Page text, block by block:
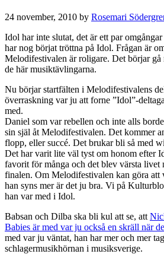
24 november, 2010 by Rosemari
Idol har inte slutat, det är ett par
har nog börjat tröttna på Idol. Frågan är
Melodifestivalen är roligare. Det börjar
de här musiktävlingarna.
Nu börjar startfälten i Melodifestivalens
överraskning var ju att forne ”Idol”-
med.
Daniel som var rebellen och inte alls
sin själ åt Melodifestivalen. Det kommer
flopp, eller succé. Det brukar bli så med
Det har varit lite väl tyst om honom efter
favorit för många och det blev värsta livet
finalen. Om Melodifestivalen kan göra att
han syns mer är det ju bra. Vi på
han var med i Idol.
Babsan och Dilba ska bli kul att se, att
Babies är med var ju också en skräll när
med var ju väntat, han har mer och mer
schlagermusikhörnan i musiksverige.